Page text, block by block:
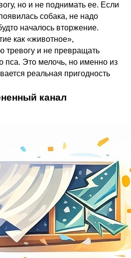
но и не поднимать ее. Если
собака, не надо
началось вторжение.
как «животное»,
тревогу и не превращать
пса. Это мелочь, но именно из
реальная пригодность
канал